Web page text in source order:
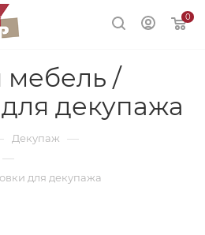
0
мебель /
декупажа
Декупаж —
—
для декупажа